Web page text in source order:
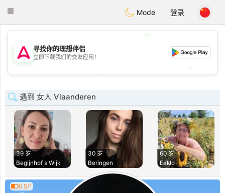
Tantôt
Toggle
Mode 登录
💖
💕
寻找你的理想伴侣
立即下载我们的交友应用！
遇到 女人 Vlaanderen
39 岁
Begijnhof s Wijk
30 岁
Beringen
60 岁
Eeklo
0.5/1